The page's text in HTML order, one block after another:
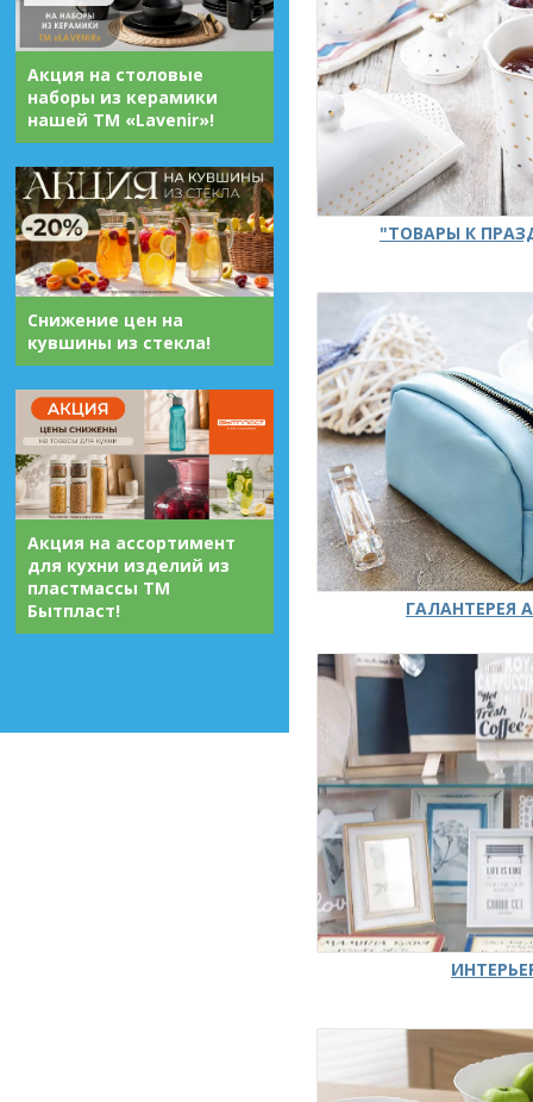
Акция на столовые
наборы из керамики
нашей ТМ «Lavenir»!
Снижение цен на
кувшины из стекла!
Акция на ассортимент
для кухни изделий из
пластмассы ТМ
Бытпласт!
"ТОВАРЫ К
ГАЛАНТЕРЕЯ